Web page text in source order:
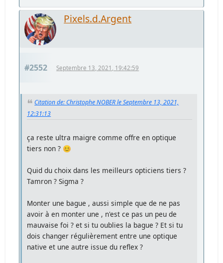
Pixels.d.Argent
#2552 Septembre 13, 2021, 19:42:59
Citation de: Christophe NOBER le Septembre 13, 2021,
12:31:13
ça reste ultra maigre comme offre en optique
tiers non ? 😊
Quid du choix dans les meilleurs opticiens tiers ?
Tamron ? Sigma ?
Monter une bague , aussi simple que de ne pas
avoir à en monter une , n'est ce pas un peu de
mauvaise foi ? et si tu oublies la bague ? Et si tu
dois changer régulièrement entre une optique
native et une autre issue du reflex ?